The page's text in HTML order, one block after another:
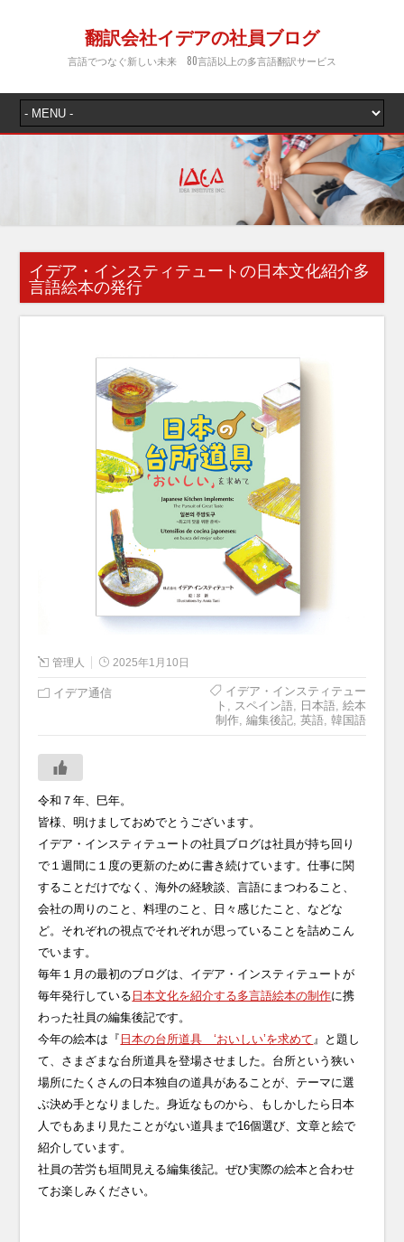
翻訳会社イデアの社員ブログ
言語でつなぐ新しい未来 80言語以上の多言語翻訳サービス
イデア・インスティテュートの日本文化紹介多
言語絵本の発行
管理人 2025年1月10日
イデア通信
イデア・インスティテュー
ト
スペイン語, 日本語, 絵本
制作, 編集後記, 英語, 韓国語
令和７年、巳年。
皆様、明けましておめでとうございます。
イデア・インスティテュートの社員ブログは社員が持ち回り
で１週間に１度の更新のために書き続けています。仕事に関
することだけでなく、海外の経験談、言語にまつわること、
会社の周りのこと、料理のこと、日々感じたこと、などな
ど。それぞれの視点でそれぞれが思っていることを詰めこん
でいます。
毎年１月の最初のブログは、イデア・インスティテュートが
毎年発行している 日本文化を紹介する多言語絵本の制作に携
わった社員の編集後記です。
今年の絵本は『 日本の台所道具 ‘おいしい’を求めて 』と題し
て、さまざまな台所道具を登場させました。台所という狭い
場所にたくさんの日本独自の道具があることが、テーマに選
ぶ決め手となりました。身近なものから、もしかしたら日本
人でもあまり見たことがない道具まで16個選び、文章と絵で
紹介しています。
社員の苦労も垣間見える編集後記。ぜひ実際の絵本と合わせ
てお楽しみください。